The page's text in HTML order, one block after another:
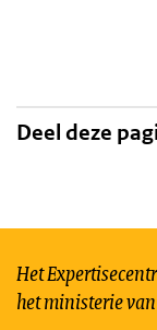
Deel deze
Het
het ministerie